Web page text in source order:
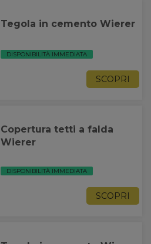
Tegola in cemento Wierer
DISPONIBILITÀ IMMEDIATA
SCOPRI
Copertura tetti a falda
Wierer
DISPONIBILITÀ IMMEDIATA
SCOPRI